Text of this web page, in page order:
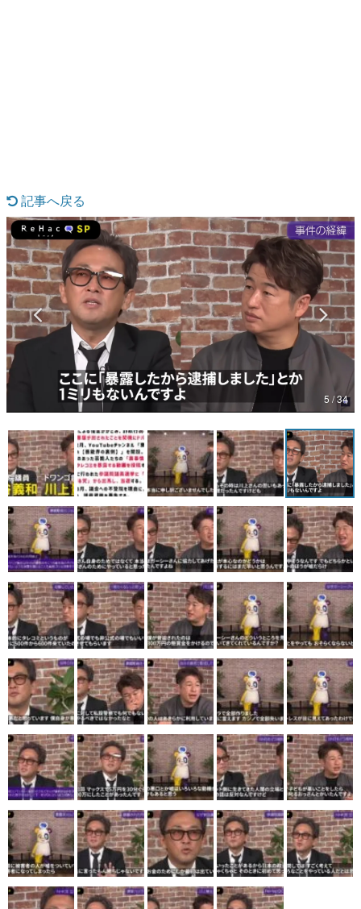
なんでゲームは面白い？
ゲーム開発者・hamatsu氏がゲームの魅力を画面や操作の
具体的な形から解き明かしていく、硬派で骨太な評論連載
です。
ゲームが変えた日本語
「経験値」「裏技」「ラスボス」… ゲームにまつわる言葉
の起源や用法の変遷を、コンピューター文化史研究家・タ
イニーP氏が徹底調査。
カテゴリ
特集記事
マンガ
女性向け
アプリレビュー
その他
電ファミニコゲーマーとは？
運営：株式会社マレ
記事へ戻る
5 / 34